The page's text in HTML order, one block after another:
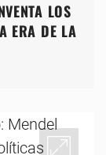
LOS
ERA DE LA